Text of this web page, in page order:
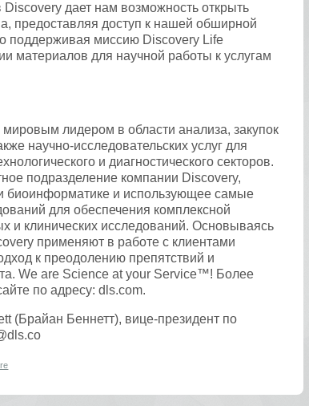
дает нам возможность открыть
предоставляя доступ к нашей обширной
поддерживая миссию Discovery Life
материалов для научной работы к услугам
лидером в области анализа, закупок
научно-исследовательских услуг для
и диагностического секторов.
подразделение компании Discovery,
биоинформатике и использующее самые
для обеспечения комплексной
и клинических исследований. Основываясь
применяют в работе с клиентами
к преодолению препятствий и
We are Science at your Service™! Более
по адресу: dls.com.
Беннетт), вице-президент по